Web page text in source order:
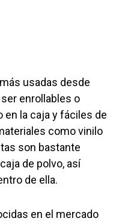
usadas desde
enrollables o
en la caja y fáciles de
como vinilo
son bastante
de polvo, así
de ella.
en el mercado